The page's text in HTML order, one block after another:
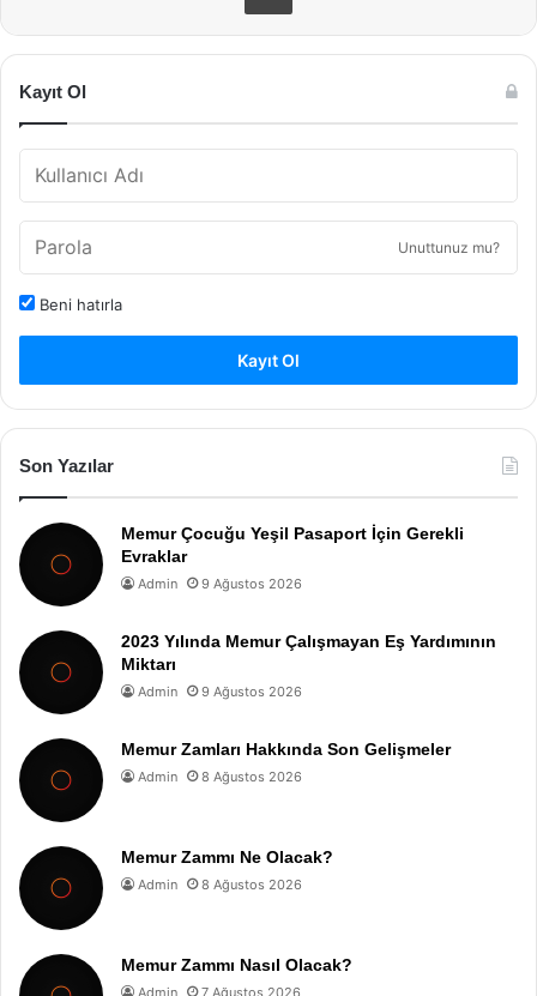
Kayıt Ol
Unuttunuz mu?
Beni hatırla
Kayıt Ol
Son Yazılar
Memur Çocuğu Yeşil Pasaport İçin Gerekli
Evraklar
Admin 9 Ağustos 2026
2023 Yılında Memur Çalışmayan Eş Yardımının
Miktarı
Admin 9 Ağustos 2026
Memur Zamları Hakkında Son Gelişmeler
Admin 8 Ağustos 2026
Memur Zammı Ne Olacak?
Admin 8 Ağustos 2026
Memur Zammı Nasıl Olacak?
Admin 7 Ağustos 2026